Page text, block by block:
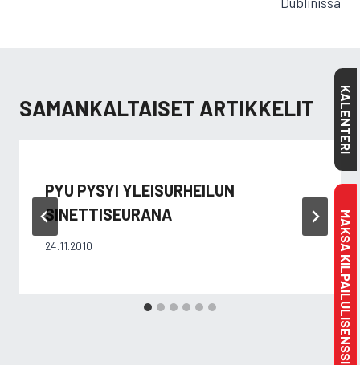
SAMANKALTAISET ARTIKKELIT
PYU PYSYI YLEISURHEILUN
SINETTISEURANA
24.11.2010
KALENTERI
MAKSA KILPAILULISENSSI